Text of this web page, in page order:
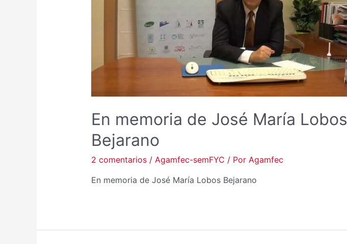
En memoria de José María Lobos
Bejarano
2 comentarios / Agamfec-semFYC / Por Agamfec
En memoria de José María Lobos Bejarano